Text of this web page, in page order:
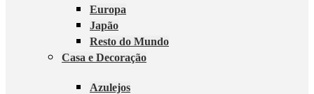
Europa
Japão
Resto do Mundo
Casa e Decoração
Azulejos